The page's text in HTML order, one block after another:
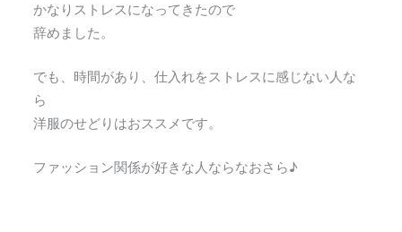
かなりストレスになってきたので
辞めました。
でも、時間があり、仕入れをストレスに感じない人な
ら
洋服のせどりはおススメです。
ファッション関係が好きな人ならなおさら♪